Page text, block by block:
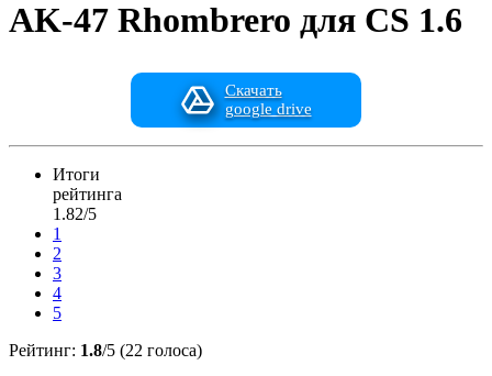
AK-47 Rhombrero для CS 1.6
Скачать
google drive
Итоги
рейтинга
1.82/5
1
2
3
4
5
Рейтинг: 1.8/5 (22 голоса)